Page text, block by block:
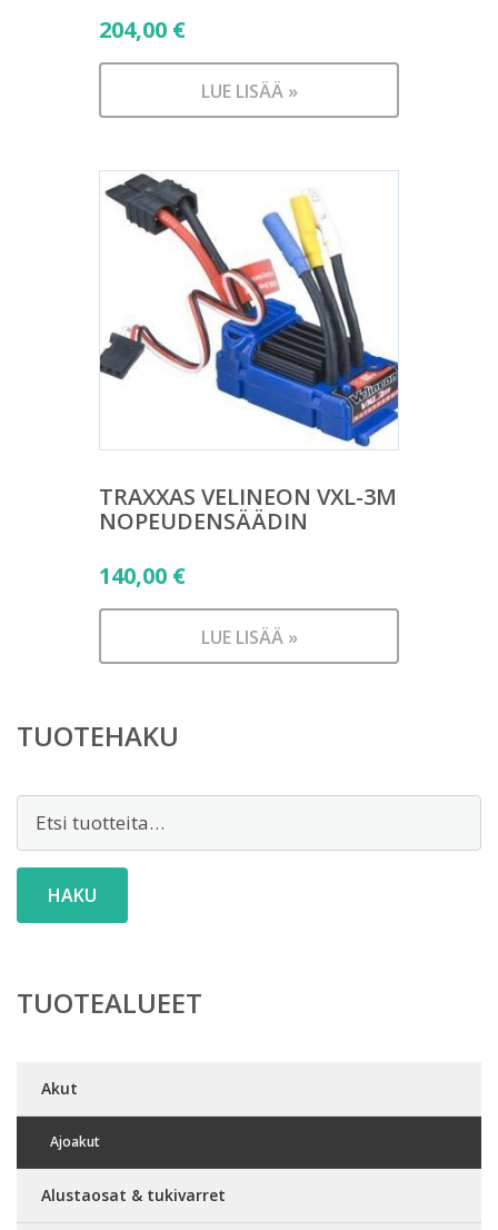
204,00 €
LUE LISÄÄ »
TRAXXAS VELINEON VXL-3M
NOPEUDENSÄÄDIN
140,00 €
LUE LISÄÄ »
TUOTEHAKU
Etsi:
HAKU
TUOTEALUEET
Akut
Ajoakut
Alustaosat & tukivarret